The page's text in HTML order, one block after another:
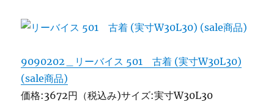
9090202＿リーバイス 501 古着 (実寸W30L30)
(sale商品)
価格:3672円（税込み)サイズ:実寸W30L30